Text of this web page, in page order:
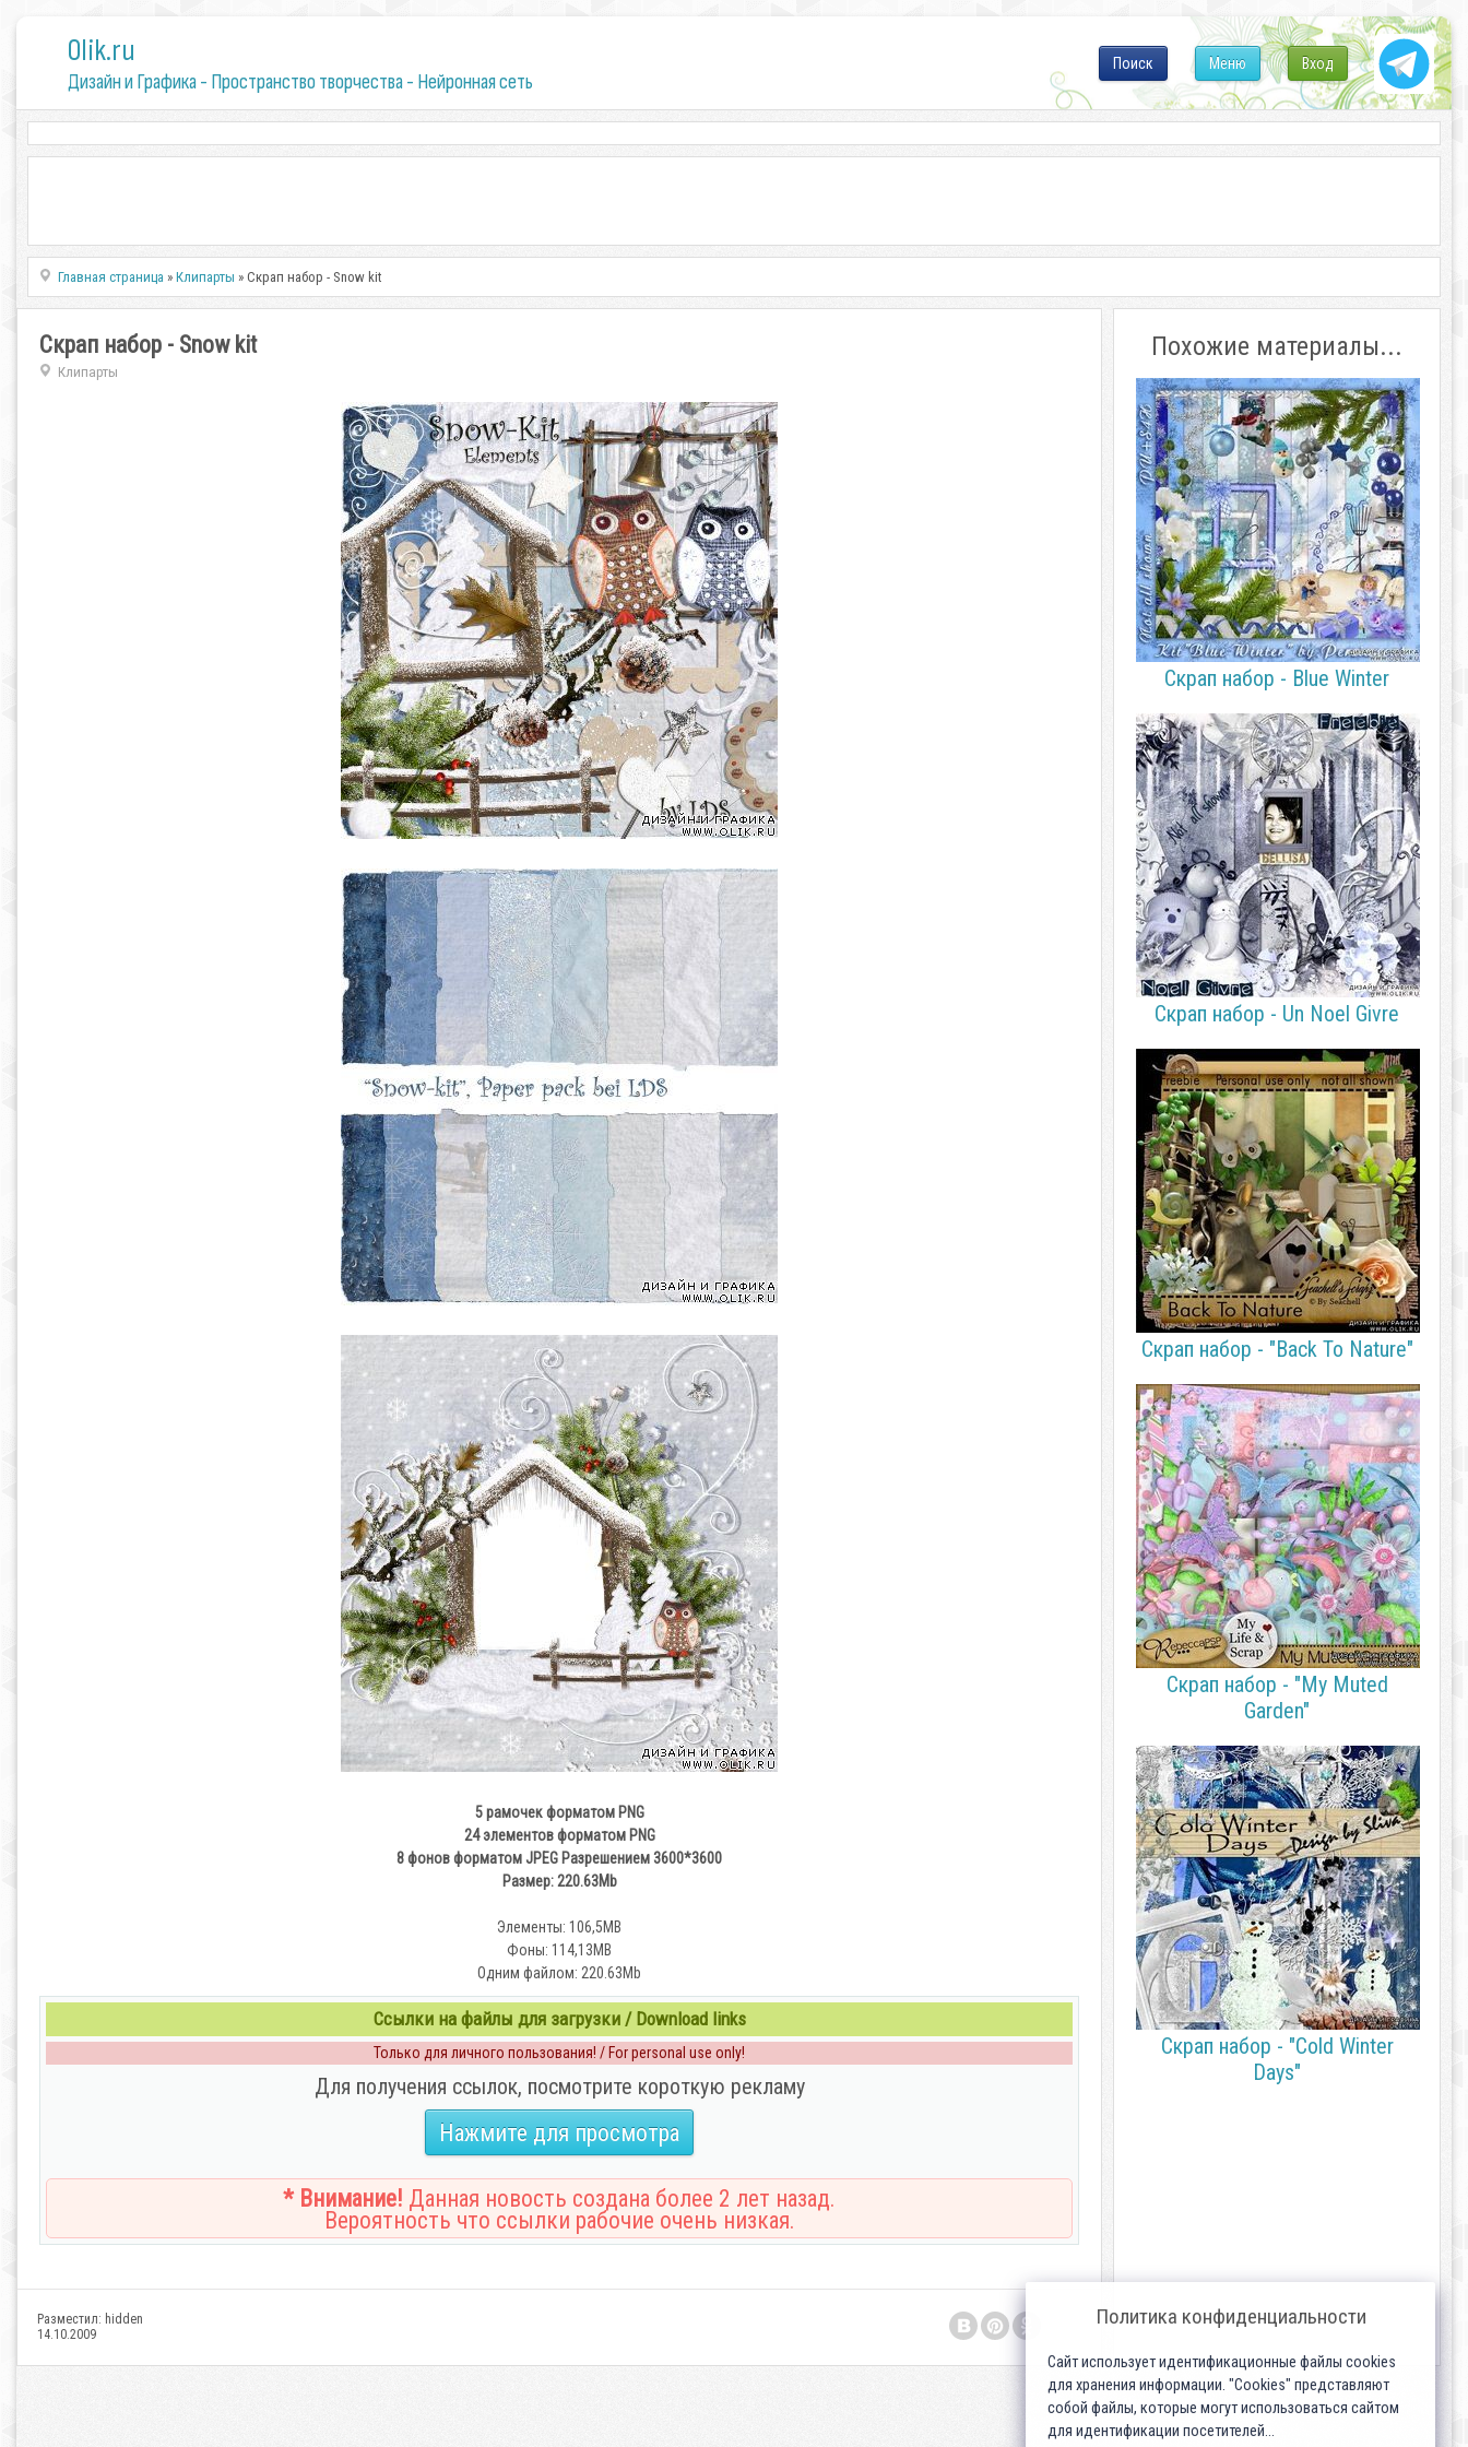
0lik.ru
Дизайн и Графика - Пространство творчества - Нейронная сеть
Вход
Меню
Поиск
Главная страница »Клипарты » Скрап набор - Snow kit
Скрап набор - Snow kit
Клипарты
5 рамочек форматом PNG
24 элементов форматом PNG
8 фонов форматом JPEG Разрешением 3600*3600
Размер: 220.63Mb
Элементы: 106,5MB
Фоны: 114,13MB
Одним файлом: 220.63Mb
Ссылки на файлы для загрузки / Download links
Только для личного пользования! / For personal use only!
Для получения ссылок, посмотрите короткую рекламу
Нажмите для просмотра
* Внимание! Данная новость создана более 2 лет назад.
Вероятность что ссылки рабочие очень низкая.
Разместил: hidden
14.10.2009
Похожие материалы...
Скрап набор - Blue Winter
Скрап набор - Un Noel Givre
Скрап набор - "Back To Nature"
Скрап набор - "My Muted
Garden"
Скрап набор - "Cold Winter
Days"
Политика конфиденциальности
Сайт использует идентификационные файлы cookies
для хранения информации. "Cookies" представляют
собой файлы, которые могут использоваться сайтом
для идентификации посетителей...